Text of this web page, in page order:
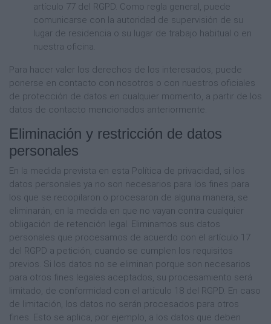
artículo 77 del RGPD. Como regla general, puede
comunicarse con la autoridad de supervisión de su
lugar de residencia o su lugar de trabajo habitual o en
nuestra oficina.
Para hacer valer los derechos de los interesados, puede
ponerse en contacto con nosotros o con nuestros oficiales
de protección de datos en cualquier momento, a partir de los
datos de contacto mencionados anteriormente.
Eliminación y restricción de datos
personales
En la medida prevista en esta Política de privacidad, si los
datos personales ya no son necesarios para los fines para
los que se recopilaron o procesaron de alguna manera, se
eliminarán, en la medida en que no vayan contra cualquier
obligación de retención legal. Eliminamos sus datos
personales que procesamos de acuerdo con el artículo 17
del RGPD a petición, cuando se cumplen los requisitos
previos. Si los datos no se eliminan porque son necesarios
para otros fines legales aceptados, su procesamiento será
limitado, de conformidad con el artículo 18 del RGPD. En caso
de limitación, los datos no serán procesados ​​para otros
fines. Esto se aplica, por ejemplo, a los datos que deben